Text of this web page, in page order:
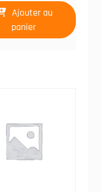
Ajouter au
panier